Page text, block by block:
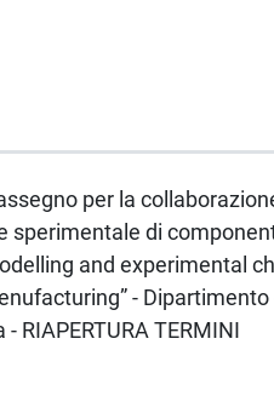
per la
sperimentale di
and experimental
- Dipartimento
RIAPERTURA TERMINI